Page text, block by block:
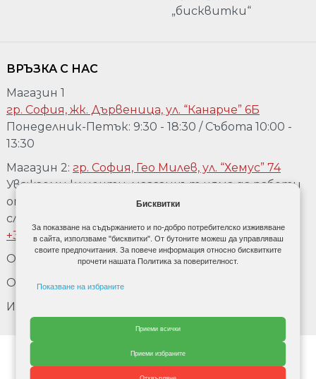
„бисквитки“
ВРЪЗКА С НАС
Магазин 1
гр. София, жк. Дървеница, ул. “Канарче” 6Б
Понеделник-Петък: 9:30 - 18:30 / Събота 10:00 -
13:30
Магазин 2: гр. София, Гео Милев, ул. “Хемус” 74
Уважаеми клиенти, магазинът няма да работи
от 04.08 до 17.08. Ако желаете да го посетете,
след предварително обаждане на телефон:
+359 889 918 967
Обадете се:+359 889 918 967
Обадете се:+3592 477 80 90
Имейл:
От Cherry adv.
Бисквитки
За показване на съдържанието и по-добро потребителско изживяване
в сайта, използваме "бисквитки". От бутоните можеш да управляваш
своите предпочитания. За повече информация относно бисквитките
прочети нашата Политика за поверителност.
Показване на избраните
Персонализирани реклами
Приеми всички
Приеми избраните